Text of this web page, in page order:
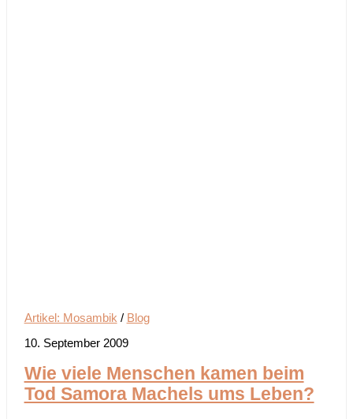
Artikel: Mosambik / Blog
10. September 2009
Wie viele Menschen kamen beim
Tod Samora Machels ums Leben?